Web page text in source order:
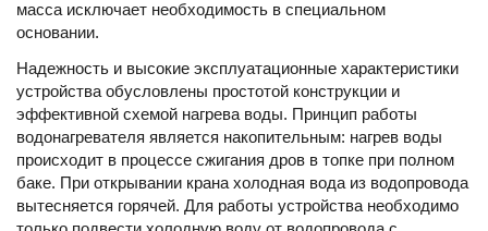
масса исключает необходимость в специальном
основании.
Надежность и высокие эксплуатационные характеристики
устройства обусловлены простотой конструкции и
эффективной схемой нагрева воды. Принцип работы
водонагревателя является накопительным: нагрев воды
происходит в процессе сжигания дров в топке при полном
баке. При открывании крана холодная вода из водопровода
вытесняется горячей. Для работы устройства необходимо